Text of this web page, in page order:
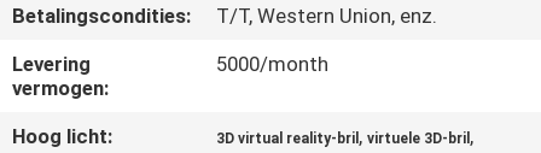
VERZOEK
OM EEN
CITAAT
Betalingscondities:
T/T, Western Union, enz.
Levering
vermogen:
5000/month
Hoog licht: 3D virtual reality-bril ,virtuele 3D-bril ,